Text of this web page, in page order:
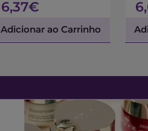
6,37€
Adicionar ao Carrinho